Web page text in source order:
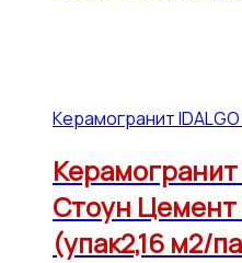
Керамогранит
Керамогранит
Стоун
(упак2,16 м2/